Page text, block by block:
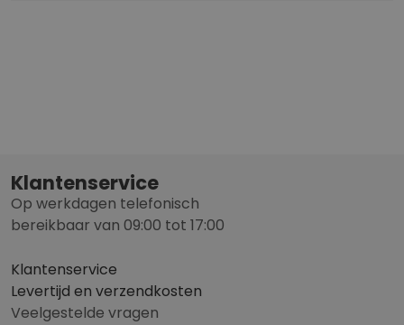
Klantenservice
Op werkdagen telefonisch
bereikbaar van 09:00 tot 17:00
Klantenservice
Levertijd en verzendkosten
Veelgestelde vragen